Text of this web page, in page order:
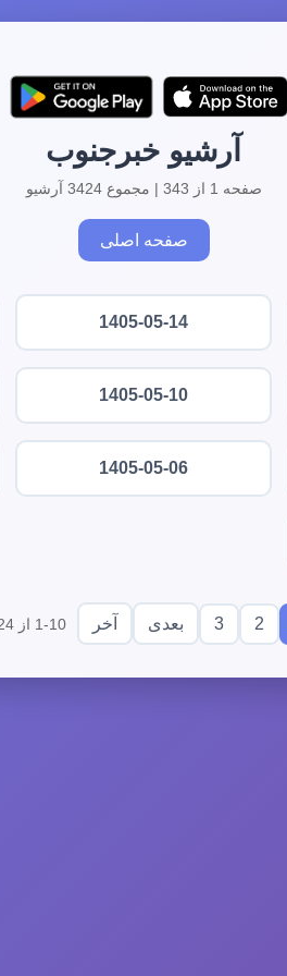
آرشیو خبرجنوب
صفحه 1 از 343 | مجموع 3424 آرشیو
صفحه اصلی
1405-05-14
1405-05-10
1405-05-06
2
3 بعدی آخر 1-10 از 3424